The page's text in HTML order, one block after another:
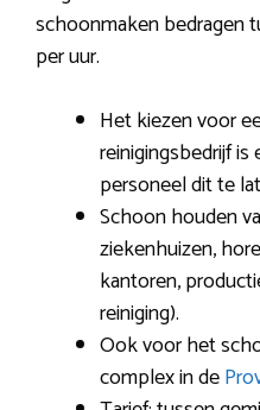
schoonmaken bedragen
per uur.
Het kiezen voor
reinigingsbedrijf
personeel dit te
Schoon houden
ziekenhuizen,
kantoren,
reiniging).
Ook voor het
complex in de